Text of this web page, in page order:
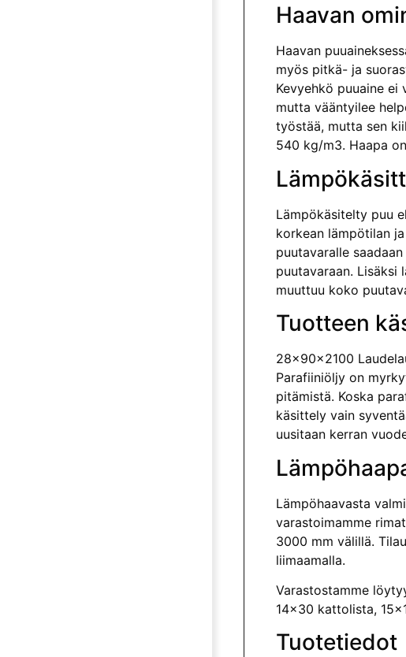
Haavan
Haavan
myös pitkä- ja
Kevyehkö puuaine
mutta vääntyilee
työstää, mutta sen
540 kg/m3. Haapa
Lämpökäsitelty puu
korkean läm­pötilan
puutavaralle
puutavaraan. Lisäksi
muuttuu koko
Tuotteen
28x90x2100
Parafiiniöljy on
pitämistä. Koska
käsittely vain
uusitaan kerran
Lämpöhaavasta
varastoimamme
3000 mm välillä.
liimaamalla.
Varastostamme
14×30 kattolista,
Tuotetiedot